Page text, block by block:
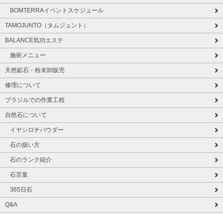
BOMTERRAイベントスケジュール
TAMOJUNTO（タムジュント）
BALANCE気功エステ
施術メニュー
天然鉱石・粉末卸販売
修理について
ブラジルでの作業工程
自然石について
イヤシロチパウダー
石の扱い方
石のランク紹介
石言葉
365日石
Q&A